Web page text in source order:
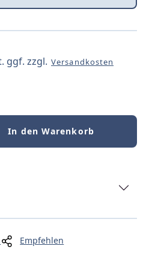
ggf. zzgl. Versandkosten
In den Warenkorb
Empfehlen